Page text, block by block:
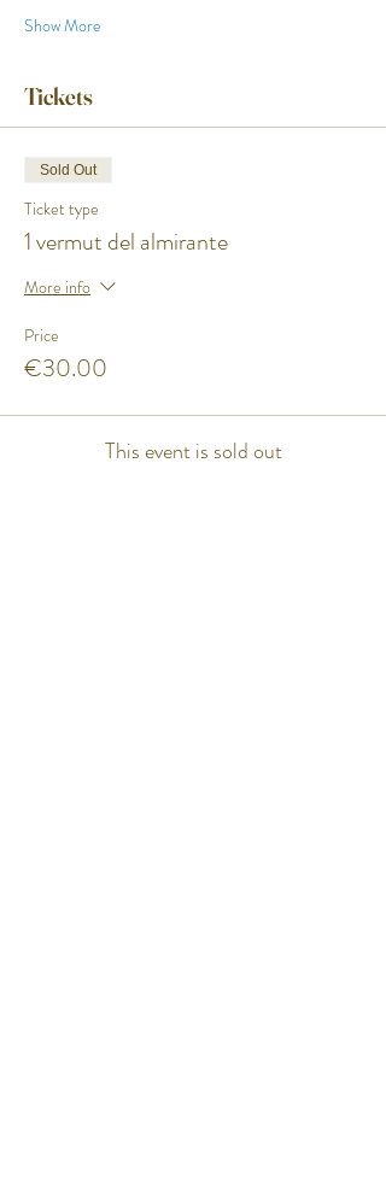
Show More
Tickets
Sold Out
Ticket type
1 vermut del almirante
More info
Price
€30.00
This event is sold out